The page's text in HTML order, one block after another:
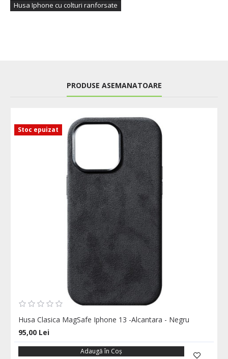
Husa Iphone cu colturi ranforsate
PRODUSE ASEMANATOARE
Stoc epuizat
Husa Clasica MagSafe Iphone 13 -Alcantara - Negru
95,00 Lei
Adaugă în Coş